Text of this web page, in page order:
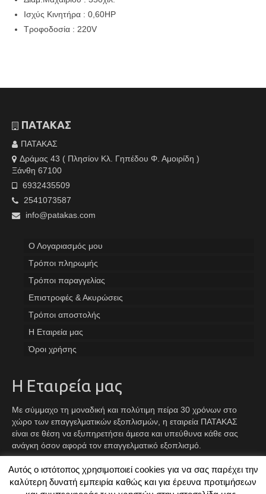
Ισχύς Κινητήρα : 0,60ΗΡ
Τροφοδοσία : 220V
ΠΑΤΑΚΑΣ
ΠΑΤΑΚΑΣ
Δράμας 43 ( Πλησίον Κλ. Γηπέδου Φ. Αμοιρίδη )
Ξάνθη 67100
6932435509
2541073587
info@patakas.com
Ο Λογαριασμός μου
Tρόποι πληρωμής
Τρόποι παραγγελίας
Επιστροφές & Ακυρώσεις
Τρόποι αποστολής
Η Εταιρεία μας
Όροι χρήσης
Η Εταιρεία μας
Με σύμμαχο τη μοναδική και πολύτιμη πείρα 30 χρόνων στο
χώρο των επαγγελματικών εξοπλισμών, η εταιρεία ΠΑΤΑΚΑΣ
είναι σε θέση να εξυπηρετήσει άμεσα και υπεύθυνα κάθε σας
ανάγκη όσον αφορά τον επαγγελματικό εξοπλισμό.
Facebook
Instagram
TikTok
Αυτός ο ιστότοπος χρησιμοποιεί cookies για να σας παρέχει την
καλύτερη δυνατή εμπειρία καθώς και για έρευνα προτιμήσεων